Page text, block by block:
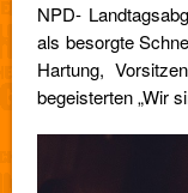
NPD-
als besorgte
Hartung,
begeisterten „Wir